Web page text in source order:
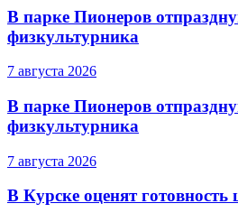
В парке Пионеров
физкультурника
7 августа 2026
В парке Пионеров
физкультурника
7 августа 2026
В Курске оценят